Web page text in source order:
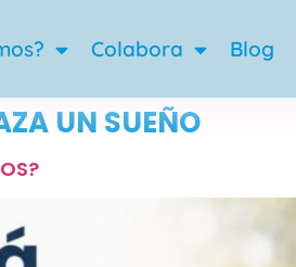
Colabora Blog
UN SUEÑO